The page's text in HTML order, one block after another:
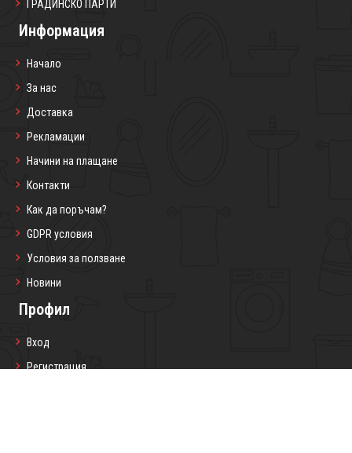
ГРАДИНСКО ПАРТИ
Информация
Начало
За нас
Доставка
Рекламации
Начини на плащане
Контакти
Как да поръчам?
GDPR условия
Условия за ползване
Новини
Профил
Вход
Регистрация